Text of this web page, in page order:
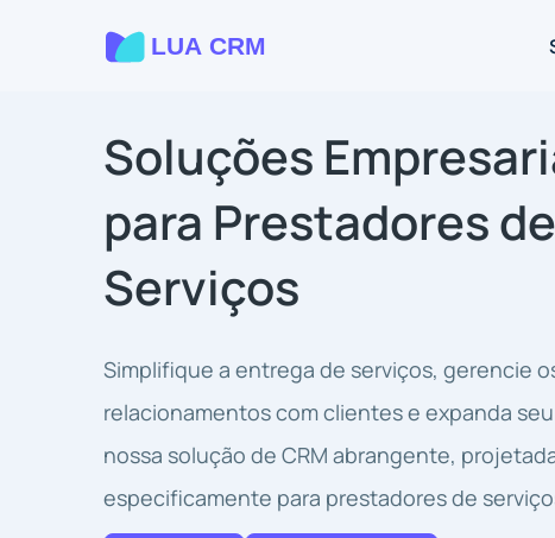
Soluções
para Prestadores de
Serviços
Simplifique a entrega de serviços, gerencie
relacionamentos com clientes e expanda
nossa solução de CRM abrangente,
especificamente para prestadores de